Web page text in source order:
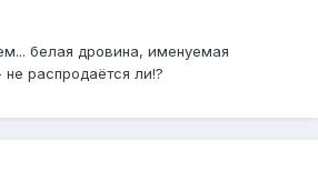
белая дровина, именуемая
распродаётся ли!?